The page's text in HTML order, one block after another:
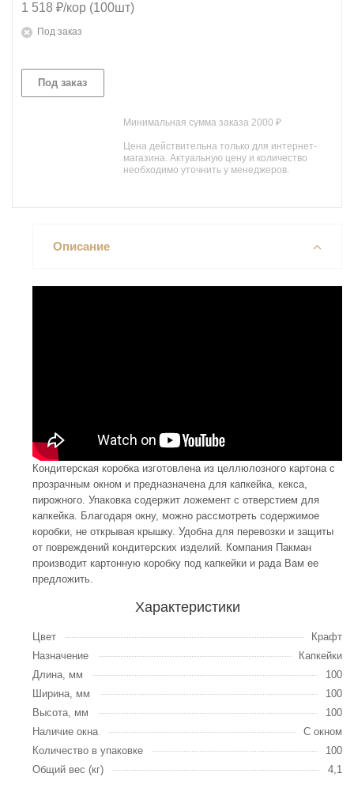
1 518 ₽/кор (100шт)
Под заказ
Под заказ
Минимальная сумма заказа 2000 ₽
Цена действительна только для интернет-
магазина. Актуальную цену и количество
необходимо уточнить у менеджеров.
Описание
Кондитерская коробка изготовлена из целлюлозного картона с
прозрачным окном и предназначена для капкейка, кекса,
пирожного. Упаковка содержит ложемент с отверстием для
капкейка. Благодаря окну, можно рассмотреть содержимое
коробки, не открывая крышку. Удобна для перевозки и защиты
от повреждений кондитерских изделий. Компания Пакман
производит картонную коробку под капкейки и рада Вам ее
предложить.
Характеристики
Цвет
Крафт
Назначение
Капкейки
Длина, мм
100
Ширина, мм
100
Высота, мм
100
Наличие окна
С окном
Количество в упаковке
100
Общий вес (кг)
4,1